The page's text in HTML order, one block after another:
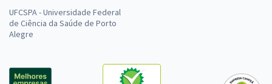
UFCSPA - Universidade Federal
de Ciência da Saúde de Porto
Alegre